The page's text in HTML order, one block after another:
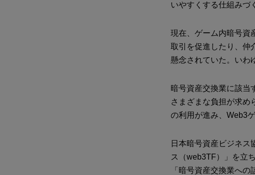
いやすくする仕組みづ
現在、ゲーム内暗号資
取引を促進したり、仲
懸念されていた。いわ
暗号資産交換業に該当
さまざまな負担が求め
の利用が進み、Web3
日本暗号資産ビジネ
ス（web3TF）」を立
「暗号資産交換業へ